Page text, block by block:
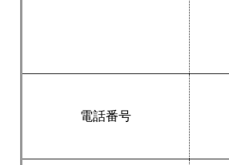
電話番号